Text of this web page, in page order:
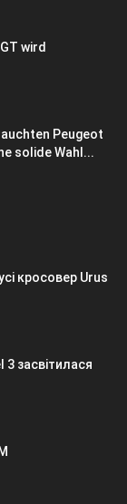
wird
Peugeot
solide Wahl...
кросовер Urus
засвітилася